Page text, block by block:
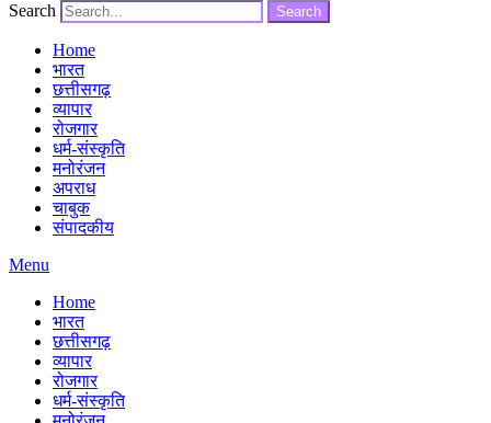
Search Search
Home
भारत
छत्तीसगढ़
व्यापार
रोजगार
धर्म-संस्कृति
मनोरंजन
अपराध
चाबुक
संपादकीय
Menu
Home
भारत
छत्तीसगढ़
व्यापार
रोजगार
धर्म-संस्कृति